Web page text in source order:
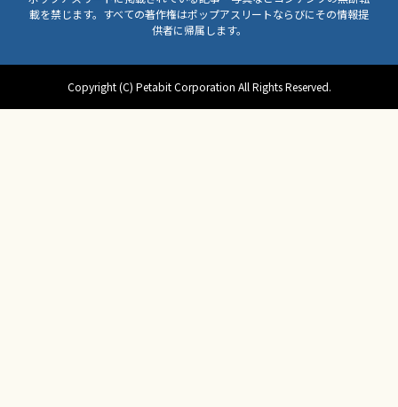
載を禁じます。すべての著作権はポップアスリートならびにその情報提
供者に帰属します。
Copyright (C) Petabit Corporation All Rights Reserved.